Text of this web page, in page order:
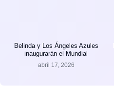
Belinda y Los Ángeles Azules
inauguraràn el Mundial
abril 17, 2026